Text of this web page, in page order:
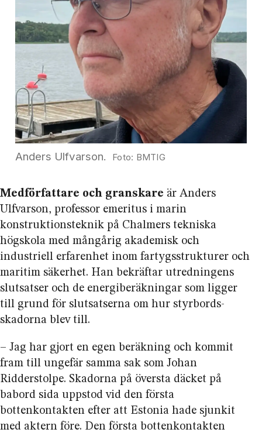
Anders Ulfvarson. BMTIG
Medförfattare och granskare är Anders
Ulfvarson, professor emeritus i marin
konstruktions­teknik på Chalmers tekniska
högskola med mångårig akademisk och
industriell erfarenhet inom fartygs­strukturer och
maritim säkerhet. Han bekräftar utredningens
slutsatser och de energi­beräkningar som ligger
till grund för slutsatserna om hur styrbords­
skadorna blev till.
– Jag har gjort en egen beräkning och kommit
fram till ungefär samma sak som Johan
Ridderstolpe. Skadorna på översta däcket på
babord sida uppstod vid den första
bottenkontakten efter att Estonia hade sjunkit
med aktern före. Den första botten­kontakten